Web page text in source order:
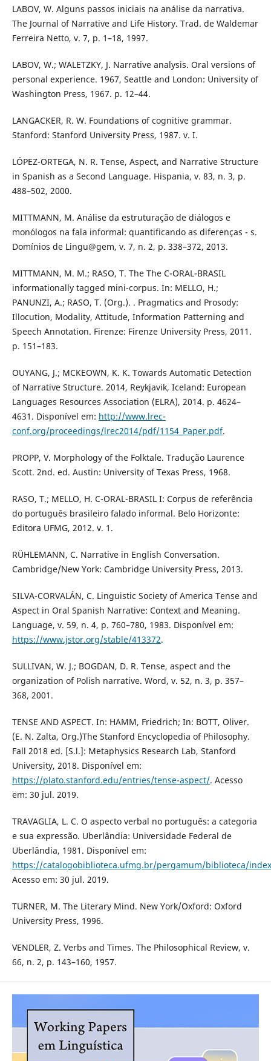
LABOV, W. Alguns passos iniciais na análise da narrativa.
The Journal of Narrative and Life History. Trad. de Waldemar
Ferreira Netto, v. 7, p. 1–18, 1997.
LABOV, W.; WALETZKY, J. Narrative analysis. Oral versions of
personal experience. 1967, Seattle and London: University of
Washington Press, 1967. p. 12–44.
LANGACKER, R. W. Foundations of cognitive grammar.
Stanford: Stanford University Press, 1987. v. I.
LÓPEZ-ORTEGA, N. R. Tense, Aspect, and Narrative Structure
in Spanish as a Second Language. Hispania, v. 83, n. 3, p.
488–502, 2000.
MITTMANN, M. Análise da estruturação de diálogos e
monólogos na fala informal: quantificando as diferenças - s.
Domínios de Lingu@gem, v. 7, n. 2, p. 338–372, 2013.
MITTMANN, M. M.; RASO, T. The The C-ORAL-BRASIL
informationally tagged mini-corpus. In: MELLO, H.;
PANUNZI, A.; RASO, T. (Org.). . Pragmatics and Prosody:
Illocution, Modality, Attitude, Information Patterning and
Speech Annotation. Firenze: Firenze University Press, 2011.
p. 151–183.
OUYANG, J.; MCKEOWN, K. K. Towards Automatic Detection
of Narrative Structure. 2014, Reykjavik, Iceland: European
Languages Resources Association (ELRA), 2014. p. 4624–
4631. Disponível em: http://www.lrec-
conf.org/proceedings/lrec2014/pdf/1154_Paper.pdf.
PROPP, V. Morphology of the Folktale. Tradução Laurence
Scott. 2nd. ed. Austin: University of Texas Press, 1968.
RASO, T.; MELLO, H. C-ORAL-BRASIL I: Corpus de referência
do português brasileiro falado informal. Belo Horizonte:
Editora UFMG, 2012. v. 1.
RÜHLEMANN, C. Narrative in English Conversation.
Cambridge/New York: Cambridge University Press, 2013.
SILVA-CORVALÁN, C. Linguistic Society of America Tense and
Aspect in Oral Spanish Narrative: Context and Meaning.
Language, v. 59, n. 4, p. 760–780, 1983. Disponível em:
https://www.jstor.org/stable/413372.
SULLIVAN, W. J.; BOGDAN, D. R. Tense, aspect and the
organization of Polish narrative. Word, v. 52, n. 3, p. 357–
368, 2001.
TENSE AND ASPECT. In: HAMM, Friedrich; In: BOTT, Oliver.
(E. N. Zalta, Org.)The Stanford Encyclopedia of Philosophy.
Fall 2018 ed. [S.l.]: Metaphysics Research Lab, Stanford
University, 2018. Disponível em:
https://plato.stanford.edu/entries/tense-aspect/. Acesso
em: 30 jul. 2019.
TRAVAGLIA, L. C. O aspecto verbal no português: a categoria
e sua expressão. Uberlândia: Universidade Federal de
Uberlândia, 1981. Disponível em:
https://catalogobiblioteca.ufmg.br/pergamum/biblioteca/
Acesso em: 30 jul. 2019.
TURNER, M. The Literary Mind. New York/Oxford: Oxford
University Press, 1996.
VENDLER, Z. Verbs and Times. The Philosophical Review, v.
66, n. 2, p. 143–160, 1957.